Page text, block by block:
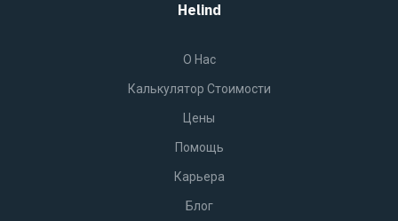
Helind
O Нас
Калькулятор Стоимости
Цены
Помощь
Карьера
Блог